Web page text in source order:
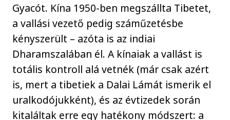
Gyacót. Kína 1950-ben megszállta Tibetet,
a vallási vezető pedig száműzetésbe
kényszerült – azóta is az indiai
Dharamszalában él. A kínaiak a vallást is
totális kontroll alá vetnék (már csak azért
is, mert a tibetiek a Dalai Lámát ismerik el
uralkodójukként), és az évtizedek során
kitaláltak erre egy hatékony módszert: a